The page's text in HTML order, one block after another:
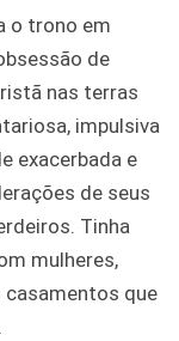
o trono em
de
nas terras
impulsiva
exacerbada e
de seus
Tinha
mulheres,
casamentos que